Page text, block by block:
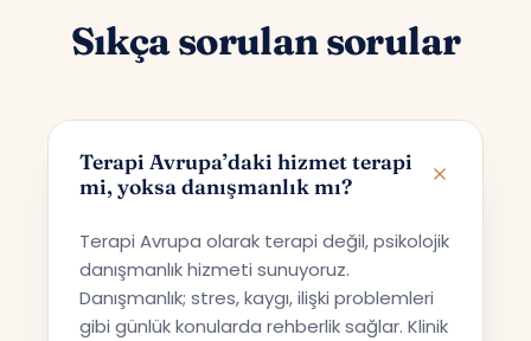
Sıkça sorulan sorular
Terapi Avrupa’daki hizmet terapi
mi, yoksa danışmanlık mı?
Terapi Avrupa olarak terapi değil, psikolojik
danışmanlık hizmeti sunuyoruz.
Danışmanlık; stres, kaygı, ilişki problemleri
gibi günlük konularda rehberlik sağlar. Klinik